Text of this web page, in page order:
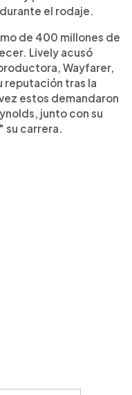
el rodaje.
de 400 millones de
Lively acusó
Wayfarer,
reputación tras la
estos demandaron
junto con su
carrera.